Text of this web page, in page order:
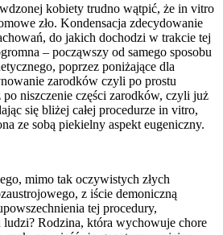
kobiety trudno wątpić, że in vitro
zło. Kondensacja zdecydowanie
do jakich dochodzi w trakcie tej
– począwszy od samego sposobu
poprzez poniżające dla
zarodków czyli po prostu
niszczenie części zarodków, czyli już
się bliżej całej procedurze in vitro,
ze sobą piekielny aspekt eugeniczny.
mimo tak oczywistych złych
z iście demoniczną
tej procedury,
Rodzina, która wychowuje chore